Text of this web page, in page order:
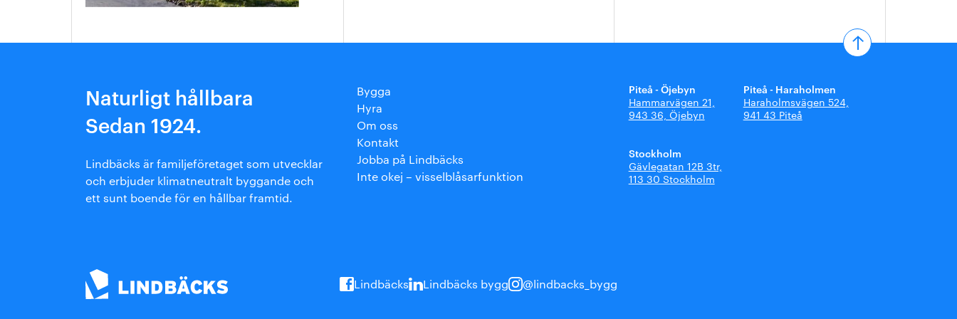
Arkitektmanual
Naturligt hållbara
Sedan 1924.
Lindbäcks är familjeföretaget som utvecklar
och erbjuder klimatneutralt byggande och
ett sunt boende för en hållbar framtid.
Bygga
Hyra
Om oss
Kontakt
Jobba på Lindbäcks
Inte okej – visselblåsarfunktion
Piteå - Öjebyn
Hammarvägen 21,
943 36, Öjebyn
Piteå - Haraholmen
Haraholmsvägen 524,
941 43 Piteå
Stockholm
Gävlegatan 12B 3tr,
113 30 Stockholm
Lindbäcks Lindbäcks bygg @lindbacks_bygg